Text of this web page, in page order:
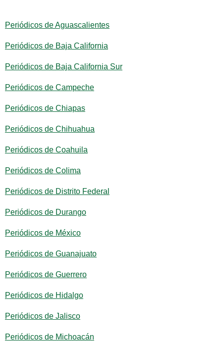
Periódicos de Aguascalientes
Periódicos de Baja California
Periódicos de Baja California Sur
Periódicos de Campeche
Periódicos de Chiapas
Periódicos de Chihuahua
Periódicos de Coahuila
Periódicos de Colima
Periódicos de Distrito Federal
Periódicos de Durango
Periódicos de México
Periódicos de Guanajuato
Periódicos de Guerrero
Periódicos de Hidalgo
Periódicos de Jalisco
Periódicos de Michoacán